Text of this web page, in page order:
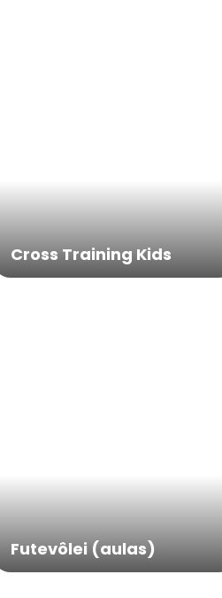
Cross Training Kids
Futevôlei (aulas)